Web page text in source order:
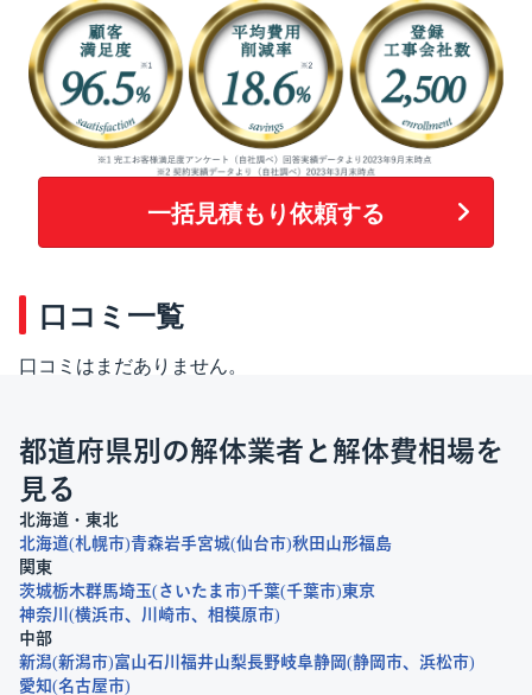
一括見積もり依頼する
口コミ一覧
口コミはまだありません。
都道府県別の解体業者と解体費相場を
見る
北海道・東北
北海道 札幌市 青森岩手宮城 仙台市 秋田 山形福島
関東
茨城栃木群馬埼玉 さいたま市 千葉 千葉市 東京
神奈川
横浜市 川崎市
相模原市
中部
新潟 新潟市 富山石川 福井山梨長野岐阜静岡 静岡市
浜松市
愛知 名古屋市